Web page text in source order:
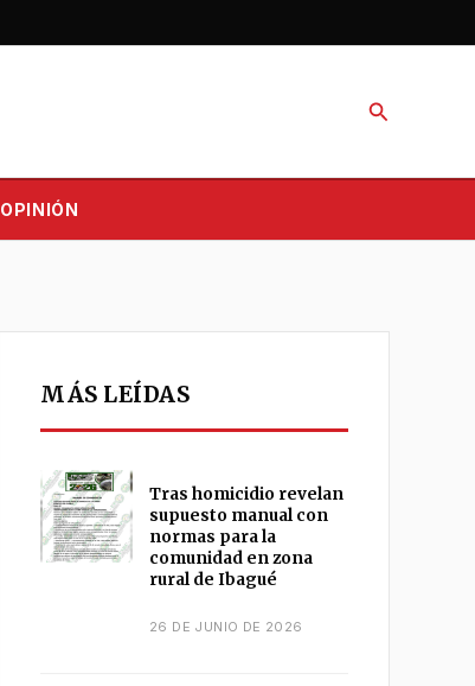
Buscar
OPINIÓN
MÁS LEÍDAS
Tras homicidio revelan
supuesto manual con
normas para la
comunidad en zona
rural de Ibagué
26 DE JUNIO DE 2026